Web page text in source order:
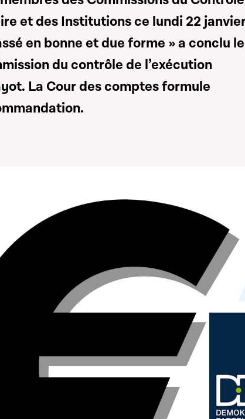
et des Institutions ce lundi 22
en bonne et due forme » a conclu le
du contrôle de l’exécution
La Cour des comptes formule